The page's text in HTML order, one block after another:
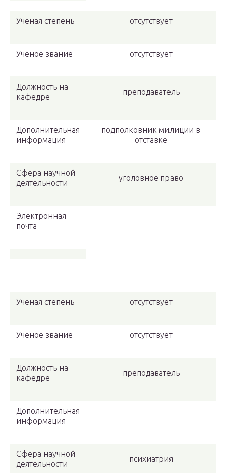
Ученая степень отсутствует
Ученое звание отсутствует
Должность на
кафедре
преподаватель
Дополнительная
информация
подполковник милиции в
отставке
Сфера научной
деятельности
уголовное право
Электронная
почта
Ученая степень отсутствует
Ученое звание отсутствует
Должность на
кафедре
преподаватель
Дополнительная
информация
Сфера научной
деятельности
психиатрия